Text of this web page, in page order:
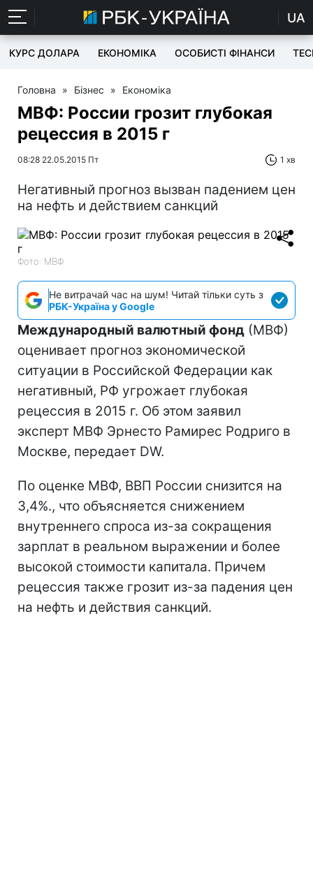
UA
КУРС ДОЛАРА ЕКОНОМІКА ОСОБИСТІ ФІНАНСИ
Головна » Бізнес » Економіка
МВФ: России грозит глубокая
рецессия в 2015 г
08:28 22.05.2015 Пт 1 хв
Негативный прогноз вызван падением цен
на нефть и действием санкций
Фото: МВФ
Не витрачай час на шум! Читай тільки суть з
РБК-Україна у Google
Международный валютный фонд (МВФ)
оценивает прогноз экономической
ситуации в Российской Федерации как
негативный, РФ угрожает глубокая
рецессия в 2015 г. Об этом заявил
эксперт МВФ Эрнесто Рамирес Родриго в
Москве, передает DW.
По оценке МВФ, ВВП России снизится на
3,4%., что объясняется снижением
внутреннего спроса из-за сокращения
зарплат в реальном выражении и более
высокой стоимости капитала. Причем
рецессия также грозит из-за падения цен
на нефть и действия санкций.